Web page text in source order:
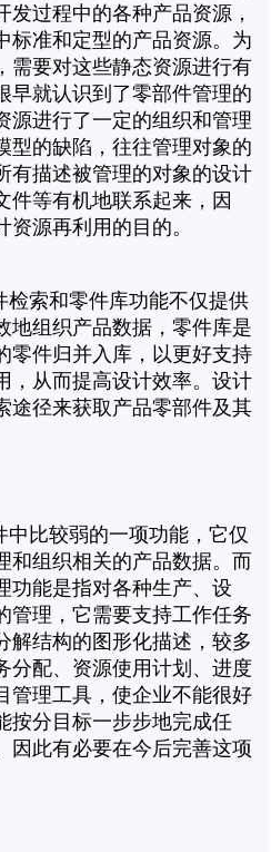
过程中的各种产品资源，
标准和定型的产品资源。为
需要对这些静态资源进行有
早就认识到了零部件管理的
源进行了一定的组织和管理
型的缺陷，往往管理对象的
有描述被管理的对象的设计
件等有机地联系起来，因
源再利用的目的。
检索和零件库功能不仅提供
地组织产品数据，零件库是
零件归并入库，以更好支持
，从而提高设计效率。设计
途径来获取产品零部件及其
中比较弱的一项功能，它仅
和组织相关的产品数据。而
功能是指对各种生产、设
管理，它需要支持工作任务
解结构的图形化描述，较多
分配、资源使用计划、进度
管理工具，使企业不能很好
按分目标一步步地完成任
因此有必要在今后完善这项